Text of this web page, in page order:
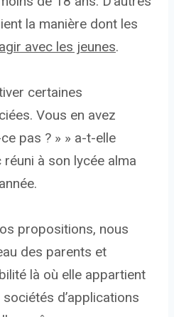
la manière dont les
avec les jeunes.
certaines
Vous en avez
pas ? » » a-t-elle
à son lycée alma
propositions, nous
des parents et
là où elle appartient
d’applications